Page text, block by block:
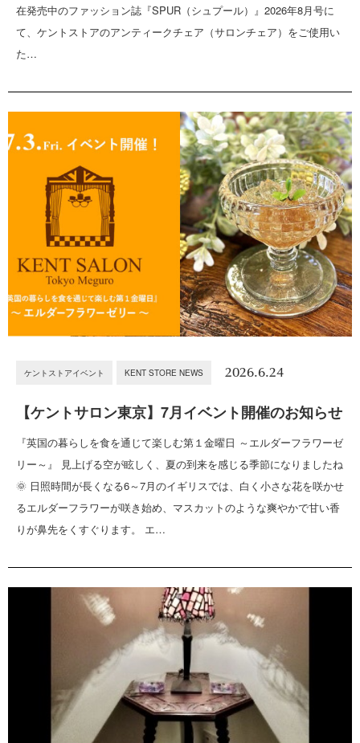
在発売中のファッション誌『SPUR（シュプール）』2026年8月号に
て、ケントストアのアンティークチェア（サロンチェア）をご使用い
た…
ケントストアイベント KENT STORE NEWS 2026.6.24
【ケントサロン東京】7月イベント開催のお知らせ
『英国の暮らしを食を通じて楽しむ第１金曜日 ～エルダーフラワーゼ
リー～』 見上げる空が眩しく、夏の到来を感じる季節になりましたね
🌞 日照時間が長くなる6～7月のイギリスでは、白く小さな花を咲かせ
るエルダーフラワーが咲き始め、マスカットのような爽やかで甘い香
りが鼻先をくすぐります。 エ…